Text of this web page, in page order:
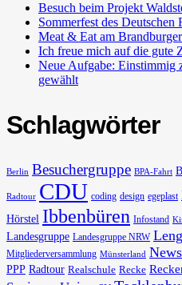
Besuch beim Projekt
Sommerfest des Deutschen
Meat & Eat am
Ich freue mich auf die gute
Neue Aufgabe:
gewählt
Schlagwörter
Berlin Besuchergruppe BPA-Fahrt
Radtour CDU coding design egeplast
Hörstel Ibbenbüren Infostand
Landesgruppe Landesgruppe NRW
Mitgliederversammlung Münsterland
PPP Radtour Realschule Recke